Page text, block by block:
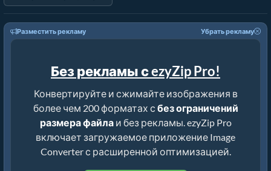
Разместить рекламу Убрать рекламу
Без рекламы с ezyZip Pro!
Конвертируйте и сжимайте изображения в
более чем 200 форматах с без ограничений
размера файлаи без рекламы. ezyZip Pro
включает загружаемое приложение Image
Converter с расширенной оптимизацией.